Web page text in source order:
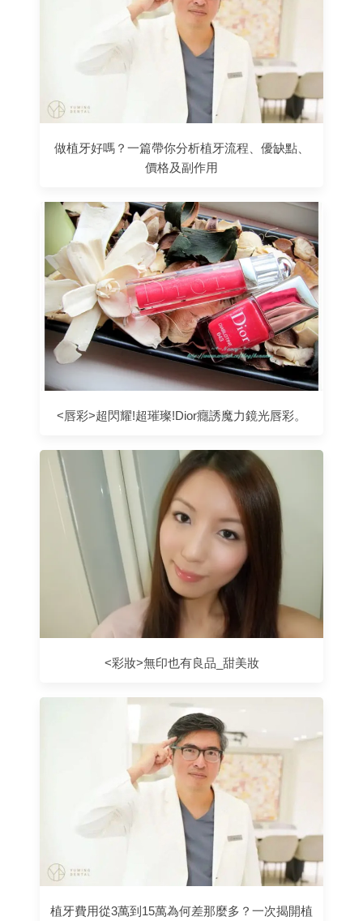
做植牙好嗎？一篇帶你分析植牙流程、優缺點、
價格及副作用
<唇彩>超閃耀!超璀璨!Dior癮誘魔力鏡光唇彩。
<彩妝>無印也有良品_甜美妝
植牙費用從3萬到15萬為何差那麼多？一次揭開植